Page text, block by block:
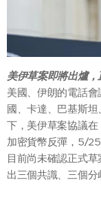
美伊草案即將出爐
美國、伊朗的電話
國、卡達、巴基斯
下，美伊草案協議
加密貨幣反彈，5/25
目前尚未確認正式
出三個共識、三個分